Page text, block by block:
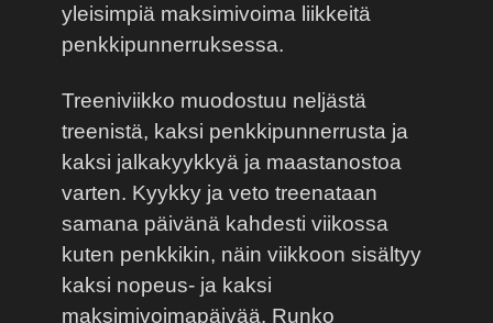
yleisimpiä maksimivoima liikkeitä
penkkipunnerruksessa.
Treeniviikko muodostuu neljästä
treenistä, kaksi penkkipunnerrusta ja
kaksi jalkakyykkyä ja maastanostoa
varten. Kyykky ja veto treenataan
samana päivänä kahdesti viikossa
kuten penkkikin, näin viikkoon sisältyy
kaksi nopeus- ja kaksi
maksimivoimapäivää. Runko